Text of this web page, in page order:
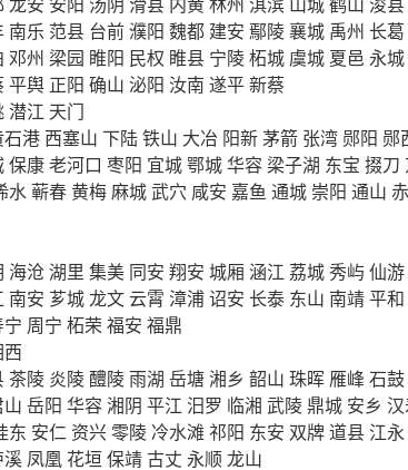
南乐 范县 台前濮阳 魏都 建安 鄢陵襄城 禹州 长葛
邓州 梁园 睢阳 民权 睢县 宁陵柘城 虞城 夏邑 永城
平舆 正阳 确山 泌阳 汝南 遂平新蔡
潜江 天门
港 西塞山 下陆铁山 大冶 阳新茅箭 张湾 郧阳 郧
保康老河口 枣阳 宜城鄂城华容 梁子湖 东宝 掇刀
水蕲春黄梅麻城武穴 咸安 嘉鱼 通城 崇阳 通山
海沧 湖里 集美 同安 翔安 城厢 涵江 荔城秀屿仙游
南安 芗城龙文 云霄 漳浦诏安 长泰 东山 南靖平和
周宁 柘荣 福安 福鼎
茶陵 炎陵醴陵雨湖 岳塘湘乡 韶山 珠晖 雁峰 石鼓
岳阳 华容湘阴 平江 汨罗 临湘 武陵鼎城 安乡
东 安仁 资兴零陵 冷水滩 祁阳 东安 双牌道县 江永
溪 凤凰 花垣保靖古丈 永顺龙山